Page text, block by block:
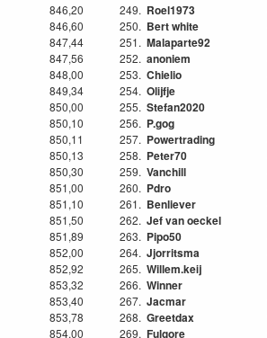
846,20
846,60
847,44
847,56
848,00
849,34
850,00
850,10
850,11
850,13
850,30
851,00
851,10
851,50
851,89
852,00
852,92
853,32
853,40
853,78
854,00
249. Roel1973
250. Bert white
251. Malaparte92
252. anoniem
253. Chielio
254. Olijfje
255. Stefan2020
256. P.gog
257. Powertrading
258. Peter70
259. Vanchill
260. Pdro
261. Benliever
262. Jef van oeckel
263. Pipo50
264. Jjorritsma
265. Willem.keij
266. Winner
267. Jacmar
268. Greetdax
269. Fulgore